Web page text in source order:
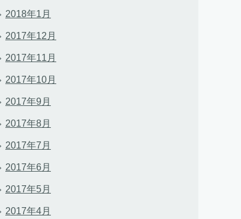
2018年1月
2017年12月
2017年11月
2017年10月
2017年9月
2017年8月
2017年7月
2017年6月
2017年5月
2017年4月